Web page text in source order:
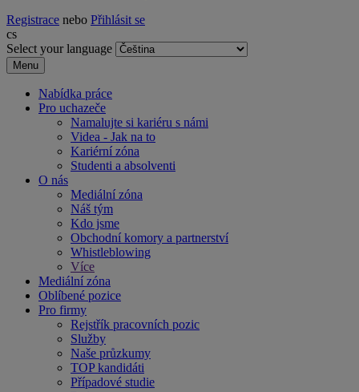
Registrace nebo Přihlásit se
cs
Select your language
Menu
Nabídka práce
Pro uchazeče
Namalujte si kariéru s námi
Videa - Jak na to
Kariérní zóna
Studenti a absolventi
O nás
Mediální zóna
Náš tým
Kdo jsme
Obchodní komory a partnerství
Whistleblowing
Více
Mediální zóna
Oblíbené pozice
Pro firmy
Rejstřík pracovních pozic
Služby
Naše průzkumy
TOP kandidáti
Případové studie